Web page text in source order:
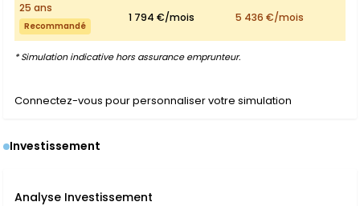
25 ans
Recommandé
1 794 €/mois 5 436 €/mois
* Simulation indicative hors assurance emprunteur.
Connectez-vous pour personnaliser votre simulation
Investissement
Analyse Investissement